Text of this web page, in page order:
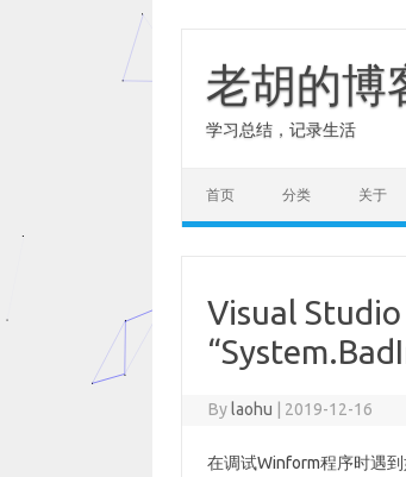
content
老胡的博
学习总结，记录生活
首页 分类 关于
Visual Studio
By laohu 2019-12-16
在调试Winform程序时遇到